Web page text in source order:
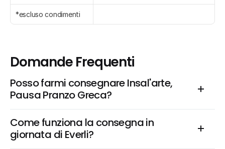
*escluso condimenti
Domande Frequenti
Posso farmi consegnare Insal'arte,
Pausa Pranzo Greca?
Come funziona la consegna in
giornata di Everli?